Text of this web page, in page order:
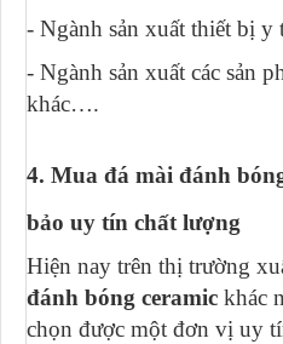
- Ngành sản xuất thiết bị y
- Ngành sản xuất các sản
khác….
4. Mua đá mài đánh
bảo uy tín chất lượng
Hiện nay trên thị trường
đánh bóng ceramic khác
chọn được một đơn vị uy